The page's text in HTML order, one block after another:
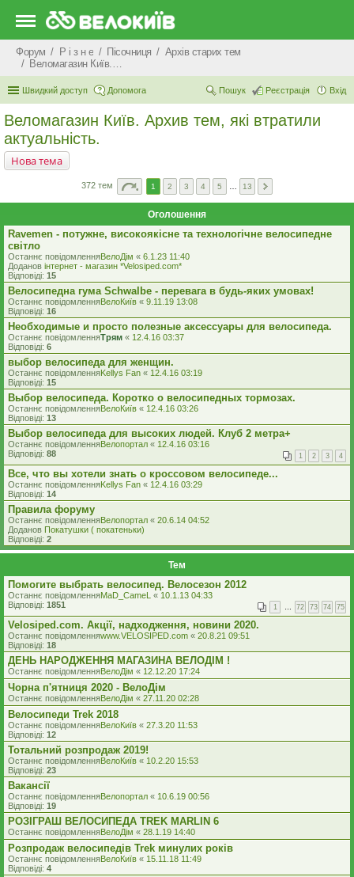
Форум Р i з н е Пісочниця
Архів старих тем
Веломагазин Київ. Архив тем, які втратили актуальність.
Швидкий доступ Допомога Вхід
Реєстрація
Пошук
Веломагазин Київ. Архив тем, які втратили
актуальність.
Нова тема
372 тем 1 2 3 4 5 13
Оголошення
Ravemen - потужне, високоякісне та технологічне велосипедне
світло
Останнє повідомленняВелоДім « 6.1.23 11:40
Доданов iнтернет - магазин *Velosiped.com*
Відповіді: 15
Велосипедна гума Schwalbe - перевага в будь-яких умовах!
Останнє повідомленняВелоКиїв « 9.11.19 13:08
Відповіді: 16
Необходимые и просто полезные аксессуары для велосипеда.
Останнє повідомленняТрям « 12.4.16 03:37
Відповіді: 6
выбор велосипеда для женщин.
Останнє повідомленняKellys Fan « 12.4.16 03:19
Відповіді: 15
Выбор велосипеда. Коротко о велосипедных тормозах.
Останнє повідомленняВелоКиїв « 12.4.16 03:26
Відповіді: 13
Выбор велосипеда для высоких людей. Клуб 2 метра+
Останнє повідомленняВелопортал « 12.4.16 03:16
Відповіді: 88 1 2 3 4
Все, что вы хотели знать о кроссовом велосипеде...
Останнє повідомленняKellys Fan « 12.4.16 03:29
Відповіді: 14
Правила форуму
Останнє повідомленняВелопортал « 20.6.14 04:52
Доданов Покатушки ( покатеньки)
Відповіді: 2
Тем
Помогите выбрать велосипед. Велосезон 2012
Останнє повідомленняMaD_CameL « 10.1.13 04:33
Відповіді: 1851 1 … 72 73 74 75
Velosiped.com. Акції, надходження, новини 2020.
Останнє повідомленняwww.VELOSIPED.com « 20.8.21 09:51
Відповіді: 18
ДЕНЬ НАРОДЖЕННЯ МАГАЗИНА ВЕЛОДІМ !
Останнє повідомленняВелоДім « 12.12.20 17:24
Чорна п'ятниця 2020 - ВелоДім
Останнє повідомленняВелоДім « 27.11.20 02:28
Велосипеди Trek 2018
Останнє повідомленняВелоКиїв « 27.3.20 11:53
Відповіді: 12
Тотальний розпродаж 2019!
Останнє повідомленняВелоКиїв « 10.2.20 15:53
Відповіді: 23
Вакансії
Останнє повідомленняВелопортал « 10.6.19 00:56
Відповіді: 19
РОЗІГРАШ ВЕЛОСИПЕДА TREK MARLIN 6
Останнє повідомленняВелоДім « 28.1.19 14:40
Розпродаж велосипедів Trek минулих років
Останнє повідомленняВелоКиїв « 15.11.18 11:49
Відповіді: 4